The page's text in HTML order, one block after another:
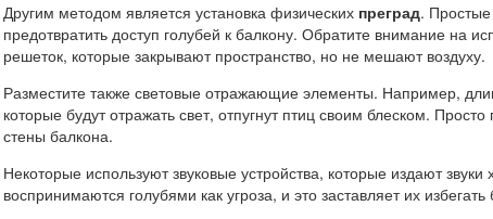
Другим методом является установка физических преград.
предотвратить доступ голубей к балкону. Обратите внимание на
решеток, которые закрывают пространство, но не мешают воздуху.
Разместите также световые отражающие элементы. Например,
которые будут отражать свет, отпугнут птиц своим блеском.
стены балкона.
Некоторые используют звуковые устройства, которые издают звуки
воспринимаются голубями как угроза, и это заставляет их избегать